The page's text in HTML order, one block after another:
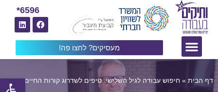
מעסיקים? לחצו פה!
6596*
דף הבית » חיפוש עבודה לגיל השלישי: טיפים לשדרוג קורות החיים